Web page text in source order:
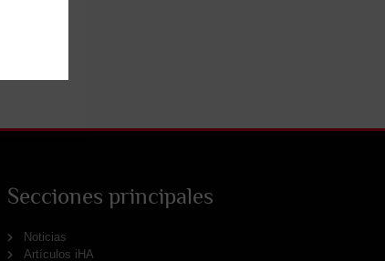
Secciones principales
Noticias
Artículos iHA